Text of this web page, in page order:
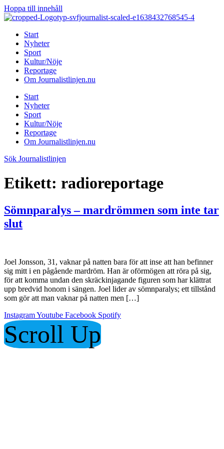
Hoppa till innehåll
Start
Nyheter
Sport
Kultur/Nöje
Reportage
Om Journalistlinjen.nu
Start
Nyheter
Sport
Kultur/Nöje
Reportage
Om Journalistlinjen.nu
Sök Journalistlinjen
Etikett: radioreportage
Sömnparalys – mardrömmen som inte tar
slut
Joel Jonsson, 31, vaknar på natten bara för att inse att han befinner
sig mitt i en pågående mardröm. Han är oförmögen att röra på sig,
för att komma undan den skräckinjagande figuren som har klättrat
upp bredvid honom i sängen. Joel lider av sömnparalys; ett tillstånd
som gör att man vaknar på natten men […]
InstagramYoutube Facebook Spotify
Scroll Up